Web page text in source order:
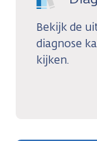
Bekijk de
diagnose
kijken.